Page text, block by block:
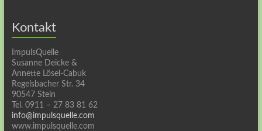
Kontakt
ImpulsQuelle
Susanne Deicke &
Annette Lösel-Cabuk
Regelsbacher Str. 34
90547 Stein
Tel. 0911 – 27 83 81 62
info@impulsquelle.com
www.impulsquelle.com